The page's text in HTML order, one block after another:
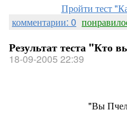
Пройти тест
комментарии: 0
Результат теста "Кто
18-09-2005 22:39
"Вы